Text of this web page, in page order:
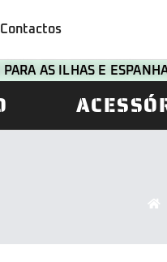
Contactos
PARA AS ILHAS E